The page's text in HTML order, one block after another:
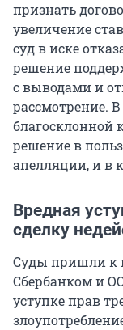
признать
увеличение
суд в иске
решение
с выводами и
рассмотрение.
благосклонной
решение в
апелляции, и в
Вредная
сделку
Суды пришли к
Сбербанком и
уступке прав